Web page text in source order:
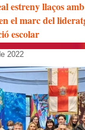
estreny llaços
el marc del
escolar
2022